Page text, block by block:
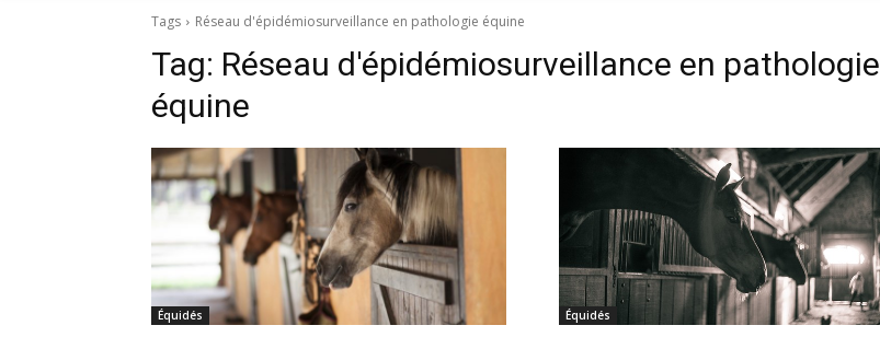
Tags Réseau d'épidémiosurveillance en pathologie équine
Tag: Réseau d'épidémiosurveillance en pathologie
équine
Équidés Équidés